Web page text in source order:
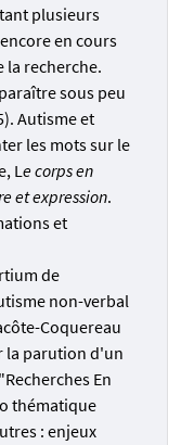
plusieurs
en cours
la recherche.
sous peu
Autisme et
les mots sur le
Le corps en
et expression.
et
de
non-verbal
Coquereau
la parution d'un
En
thématique
: enjeux